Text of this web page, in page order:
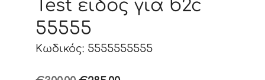
Test είδος για b2c
55555
Κωδικός: 5555555555